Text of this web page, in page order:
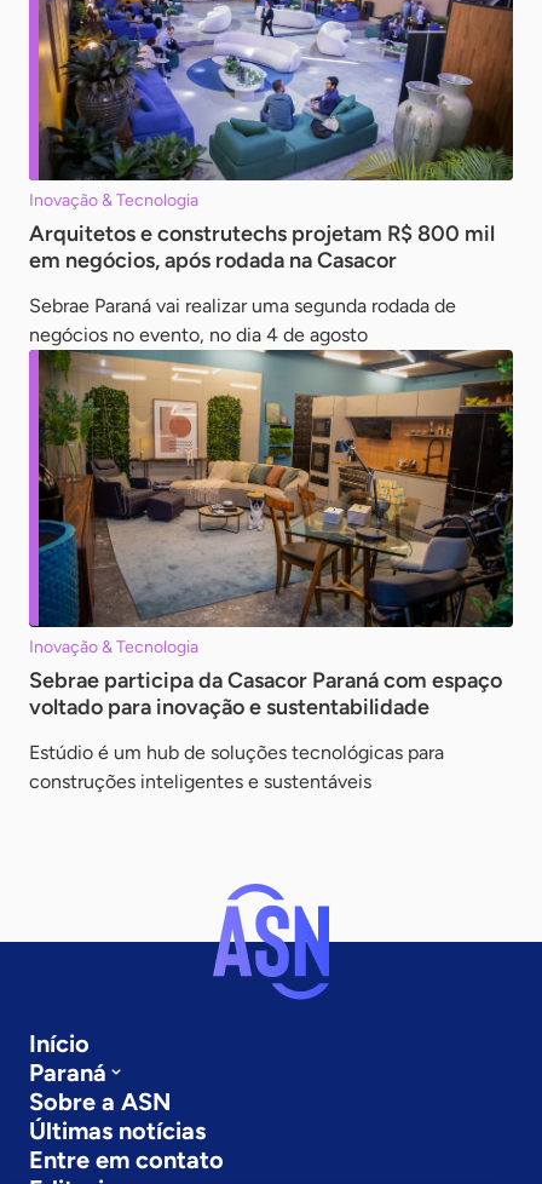
Inovação & Tecnologia
Arquitetos e construtechs projetam R$ 800 mil
em negócios, após rodada na Casacor
Sebrae Paraná vai realizar uma segunda rodada de
negócios no evento, no dia 4 de agosto
Inovação & Tecnologia
Sebrae participa da Casacor Paraná com espaço
voltado para inovação e sustentabilidade
Estúdio é um hub de soluções tecnológicas para
construções inteligentes e sustentáveis
Início
Paraná
Sobre a ASN
Últimas notícias
Entre em contato